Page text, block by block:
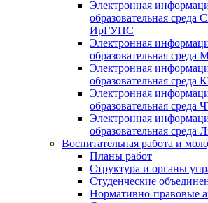
Электронная
образовательная
ИрГУПС
Электронная
образовательная
Электронная
образовательная среда
Электронная
образовательная среда
Электронная
образовательная
Воспитательная работа и
Планы работ
Структура и органы
Студенческие
Нормативно-правовые